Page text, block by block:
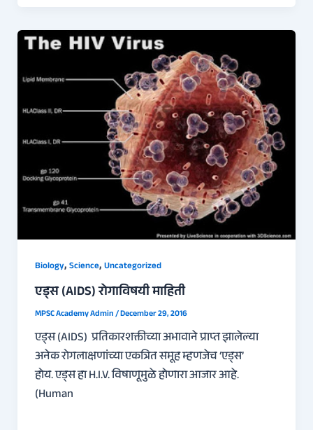
Biology,Science,Uncategorized
एड्स (AIDS) रोगाविषयी माहिती
MPSC Academy Admin/December 29, 2016
एड्स (AIDS) प्रतिकारशक्तीच्या अभावाने प्राप्त झालेल्या
अनेक रोगलाक्षणांच्या एकत्रित समूह म्हणजेच ‘एड्स’
होय. एड्स हा H.I.V. विषाणूमुळे होणारा आजार आहे.
(Human